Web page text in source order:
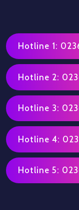
Hotline 1:
Hotline 2:
Hotline 3:
Hotline 4:
Hotline 5: